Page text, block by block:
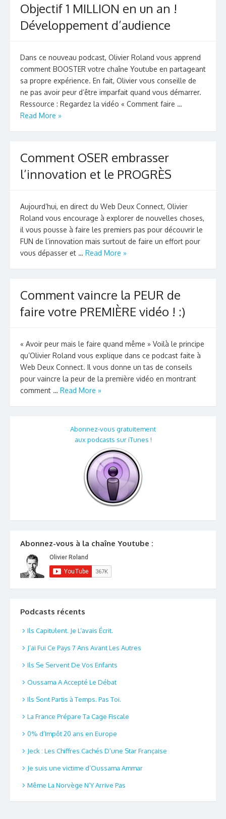
Objectif 1 MILLION en un an !
Développement d’audience
Dans ce nouveau podcast, Olivier Roland vous apprend
comment BOOSTER votre chaîne Youtube en partageant
sa propre expérience. En fait, Olivier vous conseille de
ne pas avoir peur d’être imparfait quand vous démarrer.
Ressource : Regardez la vidéo « Comment faire …
Read More »
Comment OSER embrasser
l’innovation et le PROGRÈS
Aujourd’hui, en direct du Web Deux Connect, Olivier
Roland vous encourage à explorer de nouvelles choses,
il vous pousse à faire les premiers pas pour découvrir le
FUN de l’innovation mais surtout de faire un effort pour
vous dépasser et … Read More »
Comment vaincre la PEUR de
faire votre PREMIÈRE vidéo ! :)
« Avoir peur mais le faire quand même » Voilà le principe
qu’Olivier Roland vous explique dans ce podcast faite à
Web Deux Connect. Il vous donne un tas de conseils
pour vaincre la peur de la première vidéo en montrant
comment … Read More »
Abonnez-vous gratuitement
aux podcasts sur iTunes !
Abonnez-vous à la chaîne Youtube :
Podcasts récents
Ils Capitulent. Je L’avais Écrit.
J’ai Fui Ce Pays 7 Ans Avant Les Autres
Ils Se Servent De Vos Enfants
Oussama A Accepté Le Débat
Ils Sont Partis à Temps. Pas Toi.
La France Prépare Ta Cage Fiscale
0% d’Impôt 20 ans en Europe
Jeck : Les Chiffres Cachés D’une Star Française
Je suis une victime d’Oussama Ammar
Même La Norvège N’Y Arrive Pas